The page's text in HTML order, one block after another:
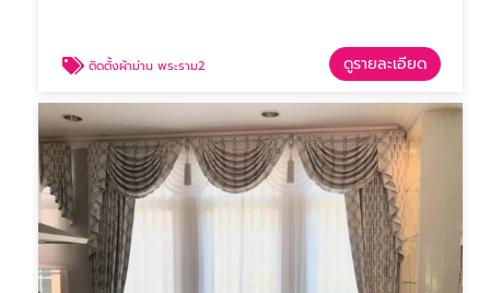
ติดตั้งผ้าม่าน พระราม2 ดูรายละเอียด